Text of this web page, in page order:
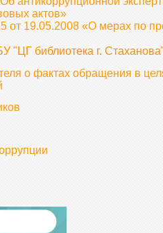
актов»
от 19.05.2008 «О мерах по
"ЦГ библиотека г.
о фактах обращения в